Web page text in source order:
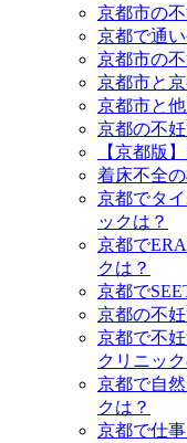
京都市の
京都で通
京都市の
京都市と
京都市と
京都の不
【京都版
着床不全
京都でタ
ックは？
京都で
クは？
京都で
京都の不
京都で不
クリニッ
京都で自
クは？
京都で仕